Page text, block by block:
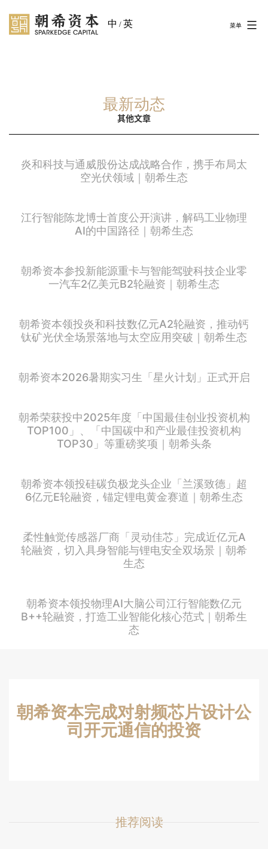
菜单
中 / 英
最新动态
其他文章
炎和科技与通威股份达成战略合作，携手布局太
空光伏领域｜朝希生态
江行智能陈龙博士首度公开演讲，解码工业物理
AI的中国路径｜朝希生态
朝希资本参投新能源重卡与智能驾驶科技企业零
一汽车2亿美元B2轮融资｜朝希生态
朝希资本领投炎和科技数亿元A2轮融资，推动钙
钛矿光伏全场景落地与太空应用突破｜朝希生态
朝希资本2026暑期实习生「星火计划」正式开启
朝希荣获投中2025年度「中国最佳创业投资机构
TOP100」、「中国碳中和产业最佳投资机构
TOP30」等重磅奖项｜朝希头条
朝希资本领投硅碳负极龙头企业「兰溪致德」超
6亿元E轮融资，锚定锂电黄金赛道｜朝希生态
柔性触觉传感器厂商「灵动佳芯」完成近亿元A
轮融资，切入具身智能与锂电安全双场景｜朝希
生态
朝希资本领投物理AI大脑公司江行智能数亿元
B++轮融资，打造工业智能化核心范式｜朝希生
态
朝希资本完成对射频芯片设计公
司开元通信的投资
推荐阅读